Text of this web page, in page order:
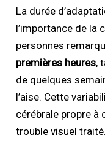
La durée
l’importance de la
personnes
premières heures,
de quelques
l’aise. Cette
cérébrale propre à
trouble visuel traité.